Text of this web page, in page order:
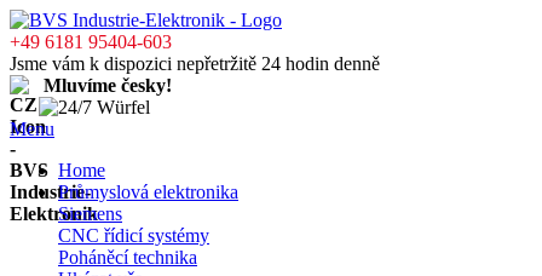
+49 6181 95404-603
Jsme vám k dispozici nepřetržitě 24 hodin denně
Mluvíme česky!
Menu
Home
Průmyslová elektronika
Siemens
CNC řídicí systémy
Poháněcí technika